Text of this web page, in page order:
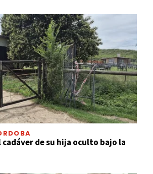
cadáver de su hija oculto bajo la